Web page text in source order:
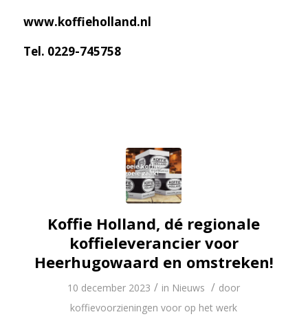
www.koffieholland.nl
Tel. 0229-745758
Koffie Holland, dé regionale
koffieleverancier voor
Heerhugowaard en omstreken!
10 december 2023 / in Nieuws / door
koffievoorzieningen voor op het werk